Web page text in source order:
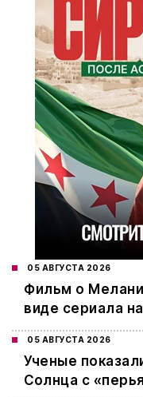
05 АВГУСТА 2026
Фильм о
виде сериала
05 АВГУСТА 2026
Ученые
Солнца с